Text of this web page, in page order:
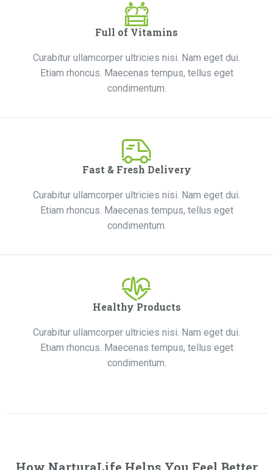
Full of Vitamins
Curabitur ullamcorper ultricies nisi. Nam eget dui.
Etiam rhoncus. Maecenas tempus, tellus eget
condimentum.
Fast & Fresh Delivery
Curabitur ullamcorper ultricies nisi. Nam eget dui.
Etiam rhoncus. Maecenas tempus, tellus eget
condimentum.
Healthy Products
Curabitur ullamcorper ultricies nisi. Nam eget dui.
Etiam rhoncus. Maecenas tempus, tellus eget
condimentum.